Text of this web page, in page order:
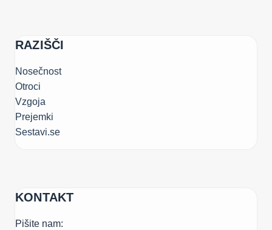
RAZIŠČI
Nosečnost
Otroci
Vzgoja
Prejemki
Sestavi.se
KONTAKT
Pišite nam: